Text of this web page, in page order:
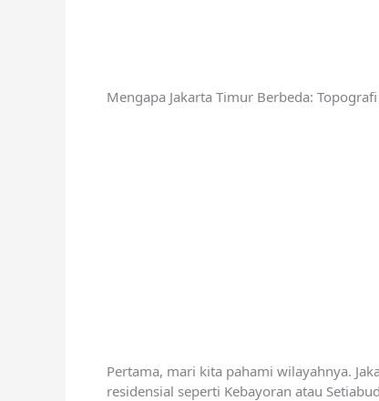
Mengapa Jakarta Timur Berbeda:
Pertama, mari kita pahami wilayahnya.
residensial seperti Kebayoran atau